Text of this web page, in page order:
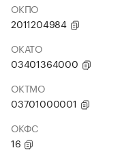
ОКПО
2011204984
ОКАТО
03401364000
ОКТМО
03701000001
ОКФС
16